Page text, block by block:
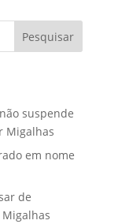
Pesquisar
suspende
Migalhas
em nome
de